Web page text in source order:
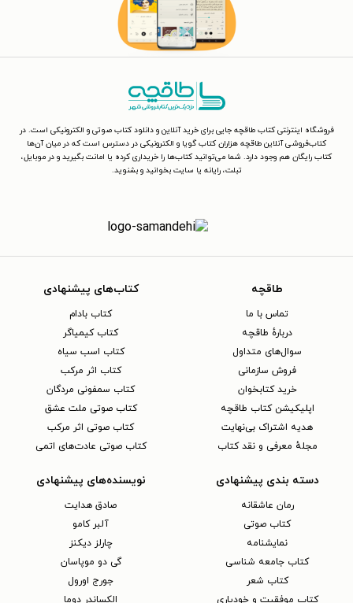
فروشگاه اینترنتی کتاب طاقچه جایی برای خرید آنلاین و دانلود کتاب صوتی و الکترونیکی است. در
کتاب‌فروشی آنلاین طاقچه هزاران کتاب گویا و الکترونیکی در دسترس است که در میان آن‌ها
کتاب رایگان هم وجود دارد. شما می‌توانید کتاب‌ها را خریداری کرده یا امانت بگیرید و در موبایل،
تبلت، رایانه یا سایت بخوانید و بشنوید.
طاقچه
تماس با ما
دربارهٔ طاقچه
سوال‌های متداول
فروش سازمانی
خرید کتابخوان
اپلیکیشن کتاب طاقچه
هدیه اشتراک بی‌نهایت
مجلهٔ معرفی و نقد کتاب
کتاب‌های پیشنهادی
کتاب بادام
کتاب کیمیاگر
کتاب اسب سیاه
کتاب اثر مرکب
کتاب سمفونی مردگان
کتاب صوتی ملت عشق
کتاب صوتی اثر مرکب
کتاب صوتی عادت‌های اتمی
دسته بندی پیشنهادی
رمان عاشقانه
کتاب‌ صوتی
نمایشنامه
کتاب جامعه شناسی
کتاب شعر
کتاب موفقیت و خودیاری
نویسنده‌های پیشنهادی
صادق هدایت
آلبر کامو
چارلز دیکنز
گی دو موپاسان
جورج اورول
الکساندر دوما